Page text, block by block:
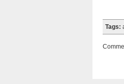
Tags: